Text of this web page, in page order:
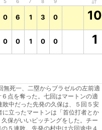
0 6 1 3 0 10
0 0 1 0 0 1
無死一、二塁からブラゼルの左前適
点を奪った。七回はマートンの適
中だった先発の久保は、５回５安
立ったマートンは「首位打者とか
保がいいピッチングをした。チー
５連敗。先発の村中は六回途中４